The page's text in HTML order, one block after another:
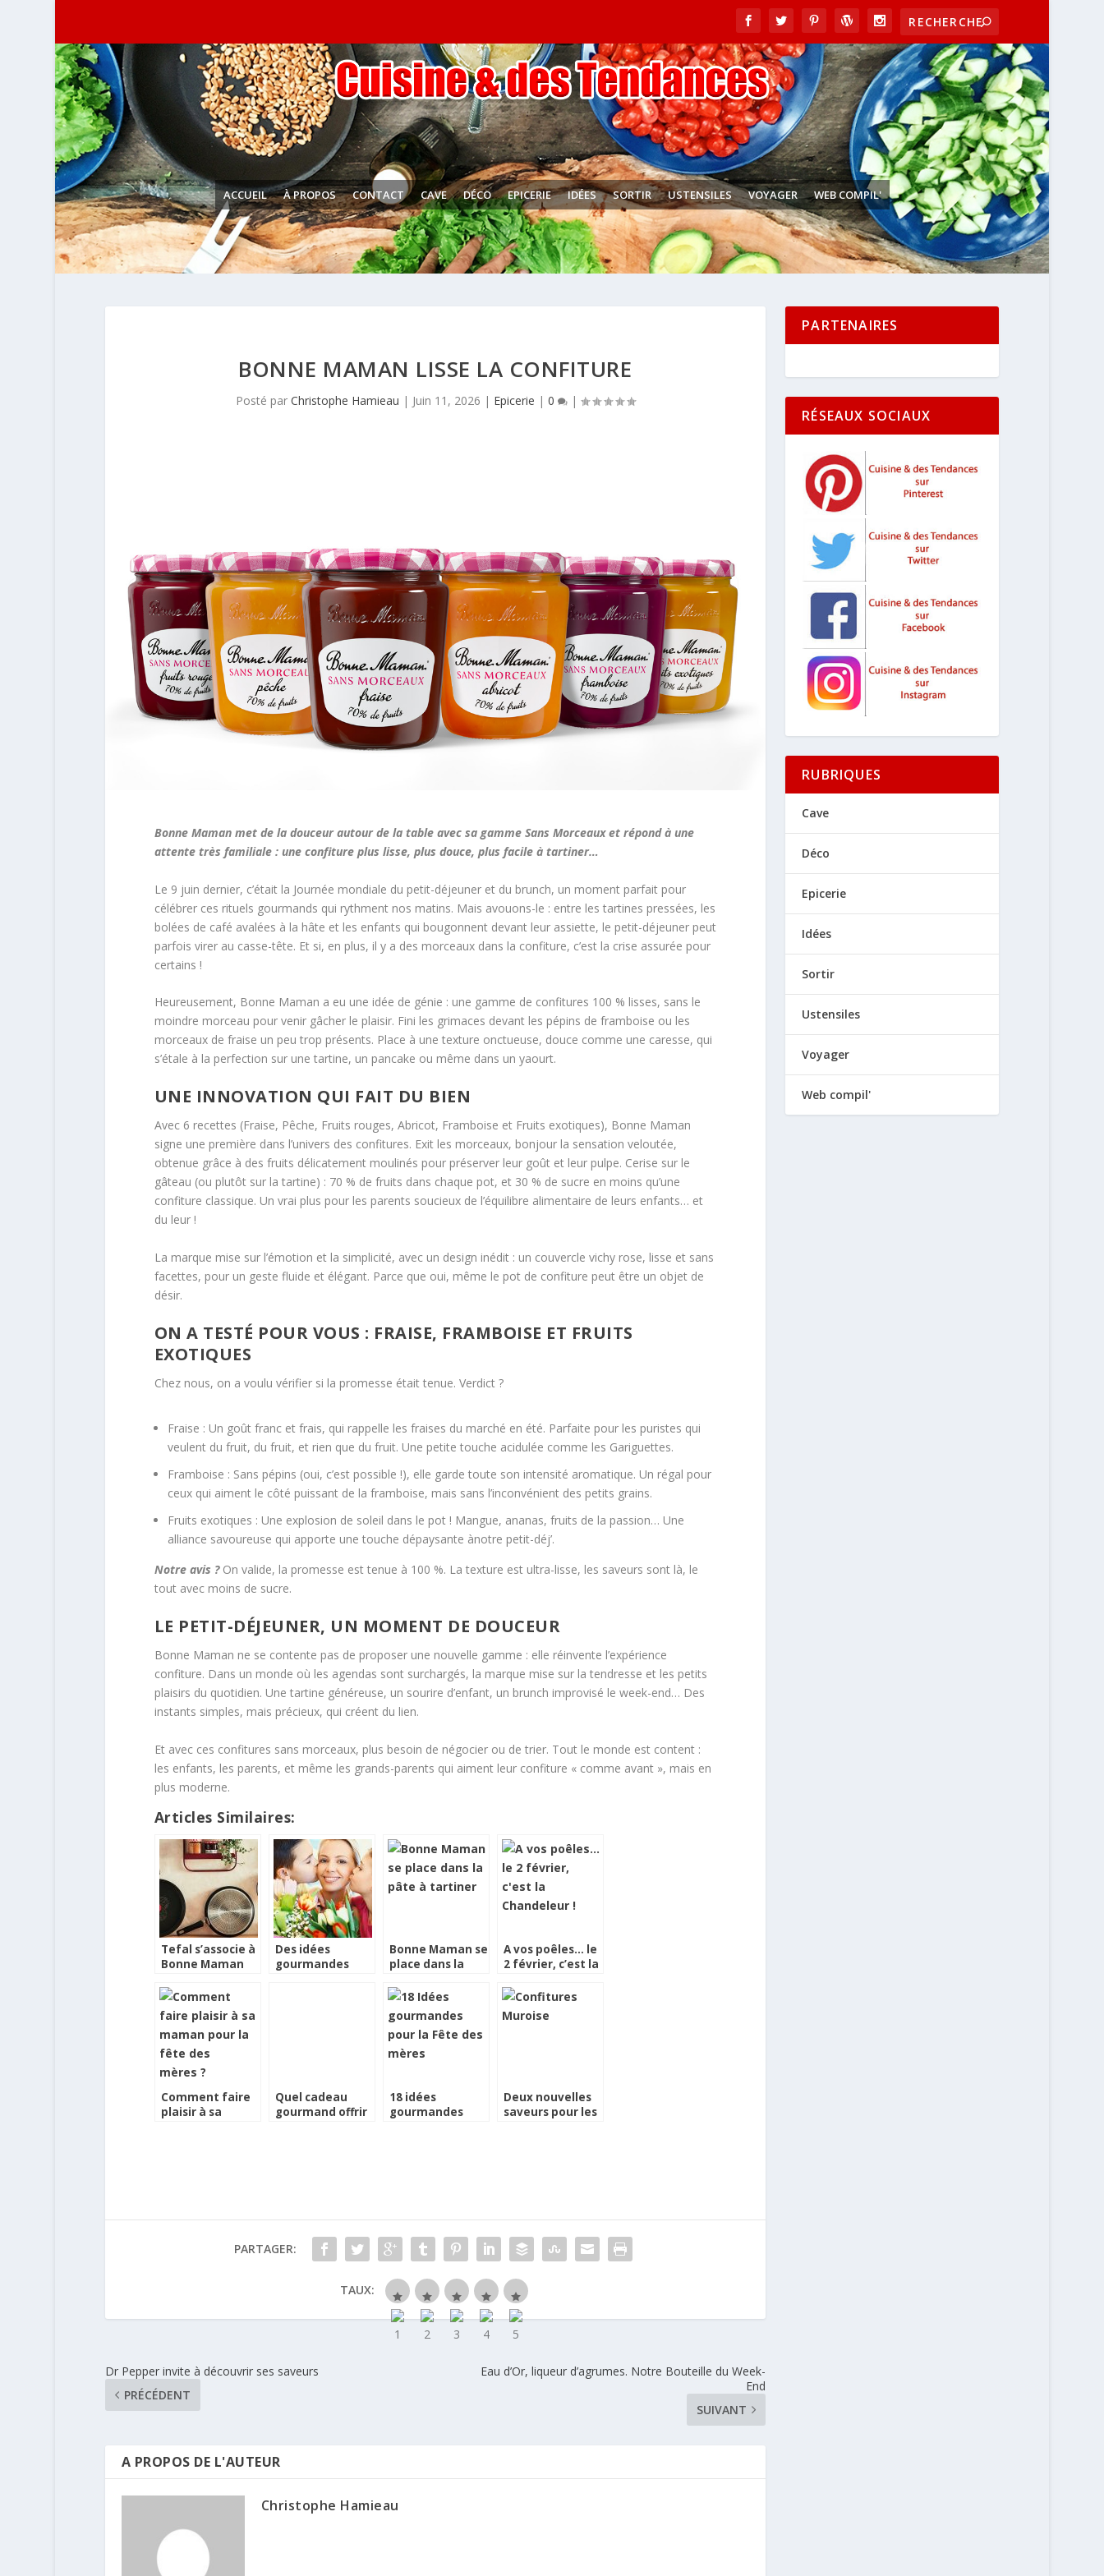
ACCUEIL À PROPOS CONTACT CAVE DÉCO EPICERIE IDÉES SORTIR USTENSILES VOYAGER WEB COMPIL'
BONNE MAMAN LISSE LA CONFITURE
Posté par Christophe Hamieau | Juin 11, 2026 | Epicerie | 0 |
Bonne Maman met de la douceur autour de la table avec sa gamme Sans Morceaux et répond à une
attente très familiale : une confiture plus lisse, plus douce, plus facile à tartiner…
Le 9 juin dernier, c’était la Journée mondiale du petit-déjeuner et du brunch, un moment parfait pour
célébrer ces rituels gourmands qui rythment nos matins. Mais avouons-le : entre les tartines pressées, les
bolées de café avalées à la hâte et les enfants qui bougonnent devant leur assiette, le petit-déjeuner peut
parfois virer au casse-tête. Et si, en plus, il y a des morceaux dans la confiture, c’est la crise assurée pour
certains !
Heureusement, Bonne Maman a eu une idée de génie : une gamme de confitures 100 % lisses, sans le
moindre morceau pour venir gâcher le plaisir. Fini les grimaces devant les pépins de framboise ou les
morceaux de fraise un peu trop présents. Place à une texture onctueuse, douce comme une caresse, qui
s’étale à la perfection sur une tartine, un pancake ou même dans un yaourt.
UNE INNOVATION QUI FAIT DU BIEN
Avec 6 recettes (Fraise, Pêche, Fruits rouges, Abricot, Framboise et Fruits exotiques), Bonne Maman
signe une première dans l’univers des confitures. Exit les morceaux, bonjour la sensation veloutée,
obtenue grâce à des fruits délicatement moulinés pour préserver leur goût et leur pulpe. Cerise sur le
gâteau (ou plutôt sur la tartine) : 70 % de fruits dans chaque pot, et 30 % de sucre en moins qu’une
confiture classique. Un vrai plus pour les parents soucieux de l’équilibre alimentaire de leurs enfants… et
du leur !
La marque mise sur l’émotion et la simplicité, avec un design inédit : un couvercle vichy rose, lisse et sans
facettes, pour un geste fluide et élégant. Parce que oui, même le pot de confiture peut être un objet de
désir.
ON A TESTÉ POUR VOUS : FRAISE, FRAMBOISE ET FRUITS
EXOTIQUES
Chez nous, on a voulu vérifier si la promesse était tenue. Verdict ?
Fraise : Un goût franc et frais, qui rappelle les fraises du marché en été. Parfaite pour les puristes qui
veulent du fruit, du fruit, et rien que du fruit. Une petite touche acidulée comme les Gariguettes.
Framboise : Sans pépins (oui, c’est possible !), elle garde toute son intensité aromatique. Un régal pour
ceux qui aiment le côté puissant de la framboise, mais sans l’inconvénient des petits grains.
Fruits exotiques : Une explosion de soleil dans le pot ! Mangue, ananas, fruits de la passion… Une
alliance savoureuse qui apporte une touche dépaysante ànotre petit-déj’.
Notre avis ?On valide, la promesse est tenue à 100 %. La texture est ultra-lisse, les saveurs sont là, le
tout avec moins de sucre.
LE PETIT-DÉJEUNER, UN MOMENT DE DOUCEUR
Bonne Maman ne se contente pas de proposer une nouvelle gamme : elle réinvente l’expérience
confiture. Dans un monde où les agendas sont surchargés, la marque mise sur la tendresse et les petits
plaisirs du quotidien. Une tartine généreuse, un sourire d’enfant, un brunch improvisé le week-end… Des
instants simples, mais précieux, qui créent du lien.
Et avec ces confitures sans morceaux, plus besoin de négocier ou de trier. Tout le monde est content :
les enfants, les parents, et même les grands-parents qui aiment leur confiture « comme avant », mais en
plus moderne.
Articles Similaires:
Tefal s’associe à
Bonne Maman
Des idées
gourmandes
Bonne Maman se
place dans la
A vos poêles… le
2 février, c’est la
Comment faire
plaisir à sa
Quel cadeau
gourmand offrir
18 idées
gourmandes
Deux nouvelles
saveurs pour les
PARTAGER:
TAUX:
Dr Pepper invite à découvrir ses saveurs
PRÉCÉDENT
Eau d’Or, liqueur d’agrumes. Notre Bouteille du Week-
End
SUIVANT
A PROPOS DE L'AUTEUR
Christophe Hamieau
PARTENAIRES
RÉSEAUX SOCIAUX
RUBRIQUES
Cave
Déco
Epicerie
Idées
Sortir
Ustensiles
Voyager
Web compil'